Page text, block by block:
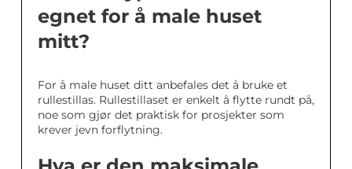
egnet for å male huset
mitt?
For å male huset ditt anbefales det å bruke et
rullestillas. Rullestillaset er enkelt å flytte rundt på,
noe som gjør det praktisk for prosjekter som
krever jevn forflytning.